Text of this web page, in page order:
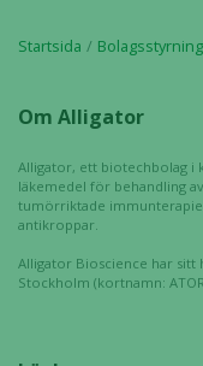
Startsida Bolagsstyrning
Om Alligator
Alligator, ett biotechbolag i
läkemedel för behandling
tumörriktade
antikroppar.
Alligator Bioscience har sitt
Stockholm (kortnamn: